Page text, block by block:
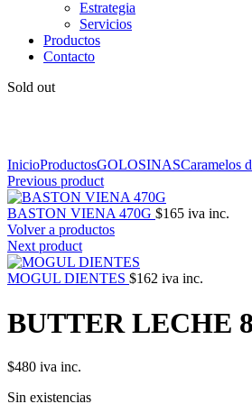
Estrategia
Servicios
Productos
Contacto
Sold out
InicioProductosGOLOSINASCaramelos
Previous product
BASTON VIENA 470G $165 iva inc.
Volver a productos
Next product
MOGUL DIENTES $162 iva inc.
BUTTER LECHE
$480 iva inc.
Sin existencias